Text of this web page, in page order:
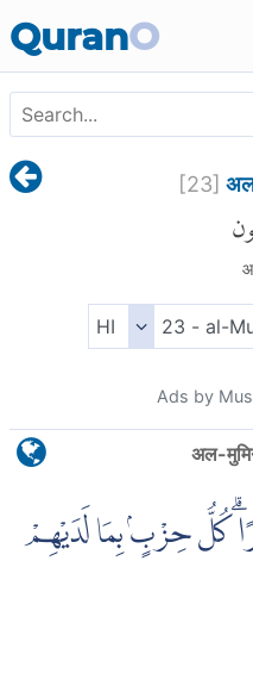
QuranO
[23]
Ads by
अल-
كُلُّ حِزْبٍۢ بِمَا لَدَيْهِمْ